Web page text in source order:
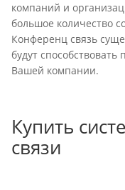
компаний и
большое количество
Конференц связь
будут
Вашей компании.
Купить
связи